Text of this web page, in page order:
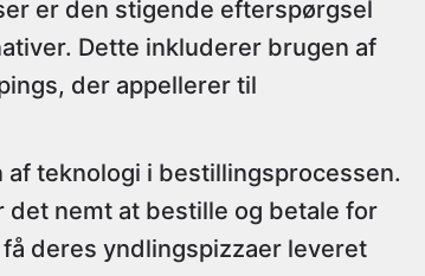
er den stigende efterspørgsel
Dette inkluderer brugen af
der appellerer til
teknologi i bestillingsprocessen.
nemt at bestille og betale for
deres yndlingspizzaer leveret